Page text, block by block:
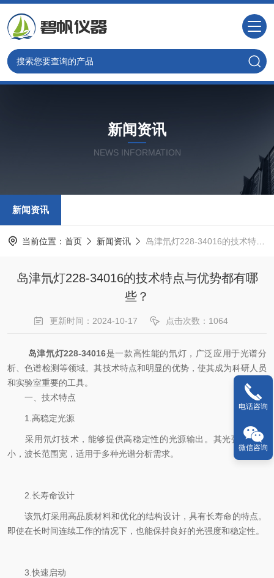
新闻资讯
NEWS INFORMATION
新闻资讯
当前位置： 首页 新闻资讯 岛津氘灯228-34016的技术特点与优势都有哪些？
岛津氘灯228-34016的技术特点与优势都有哪
些？
更新时间：2024-10-17 点击次数：1064
岛津氘灯228-34016是一款高性能的氘灯，广泛应用于光谱分
析、色谱检测等领域。其技术特点和明显的优势，使其成为科研人员
和实验室重要的工具。
一、技术特点
1.高稳定光源
采用氘灯技术，能够提供高稳定性的光源输出。其光强度波动
小，波长范围宽，适用于多种光谱分析需求。
2.长寿命设计
该氘灯采用高品质材料和优化的结构设计，具有长寿命的特点。
即使在长时间连续工作的情况下，也能保持良好的光强度和稳定性。
3.快速启动
电话咨询
微信咨询